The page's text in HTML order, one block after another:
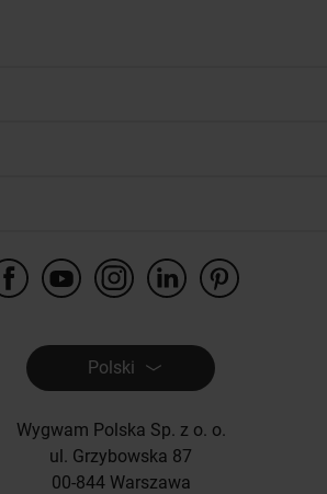
Polski
Wygwam Polska Sp. z o. o.
ul. Grzybowska 87
00-844 Warszawa